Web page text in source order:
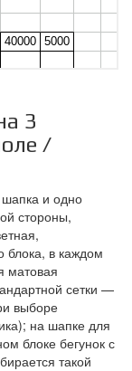
3
/
и одно
стороны,
блока, в каждом
матовая
сетки —
выборе
на шапке для
блоке бегунок с
такой